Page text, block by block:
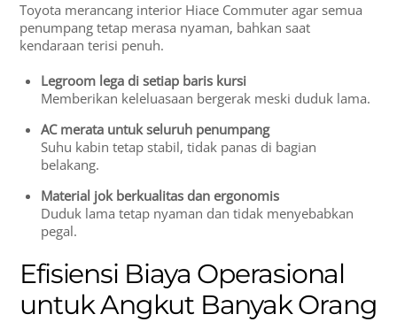
Toyota merancang interior Hiace Commuter agar semua
penumpang tetap merasa nyaman, bahkan saat
kendaraan terisi penuh.
Legroom lega di setiap baris kursi
Memberikan keleluasaan bergerak meski duduk lama.
AC merata untuk seluruh penumpang
Suhu kabin tetap stabil, tidak panas di bagian
belakang.
Material jok berkualitas dan ergonomis
Duduk lama tetap nyaman dan tidak menyebabkan
pegal.
Efisiensi Biaya Operasional
untuk Angkut Banyak Orang